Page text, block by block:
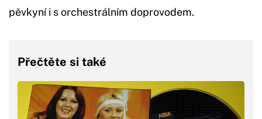
pěvkyní i s orchestrálním doprovodem.
Přečtěte si také